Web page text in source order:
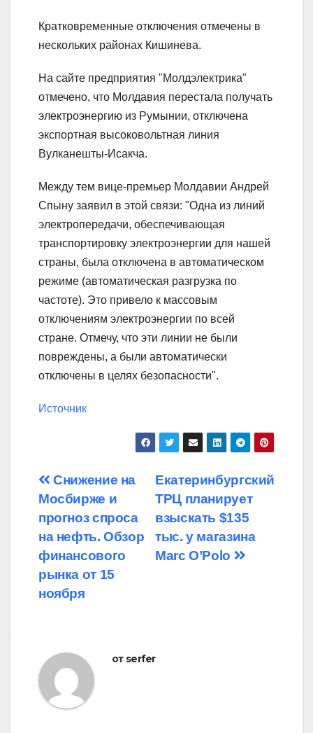
Кратковременные отключения отмечены в
нескольких районах Кишинева.
На сайте предприятия "Молдэлектрика"
отмечено, что Молдавия перестала получать
электроэнергию из Румынии, отключена
экспортная высоковольтная линия
Вулканешты-Исакча.
Между тем вице-премьер Молдавии Андрей
Спыну заявил в этой связи: "Одна из линий
электропередачи, обеспечивающая
транспортировку электроэнергии для нашей
страны, была отключена в автоматическом
режиме (автоматическая разгрузка по
частоте). Это привело к массовым
отключениям электроэнергии по всей
стране. Отмечу, что эти линии не были
повреждены, а были автоматически
отключены в целях безопасности".
Источник
Навигация
по
записям
Екатеринбургский
ТРЦ планирует
взыскать $135
тыс. у магазина
Marc O’Polo
Снижение на
Мосбирже и
прогноз спроса
на нефть. Обзор
финансового
рынка от 15
ноября
от serfer